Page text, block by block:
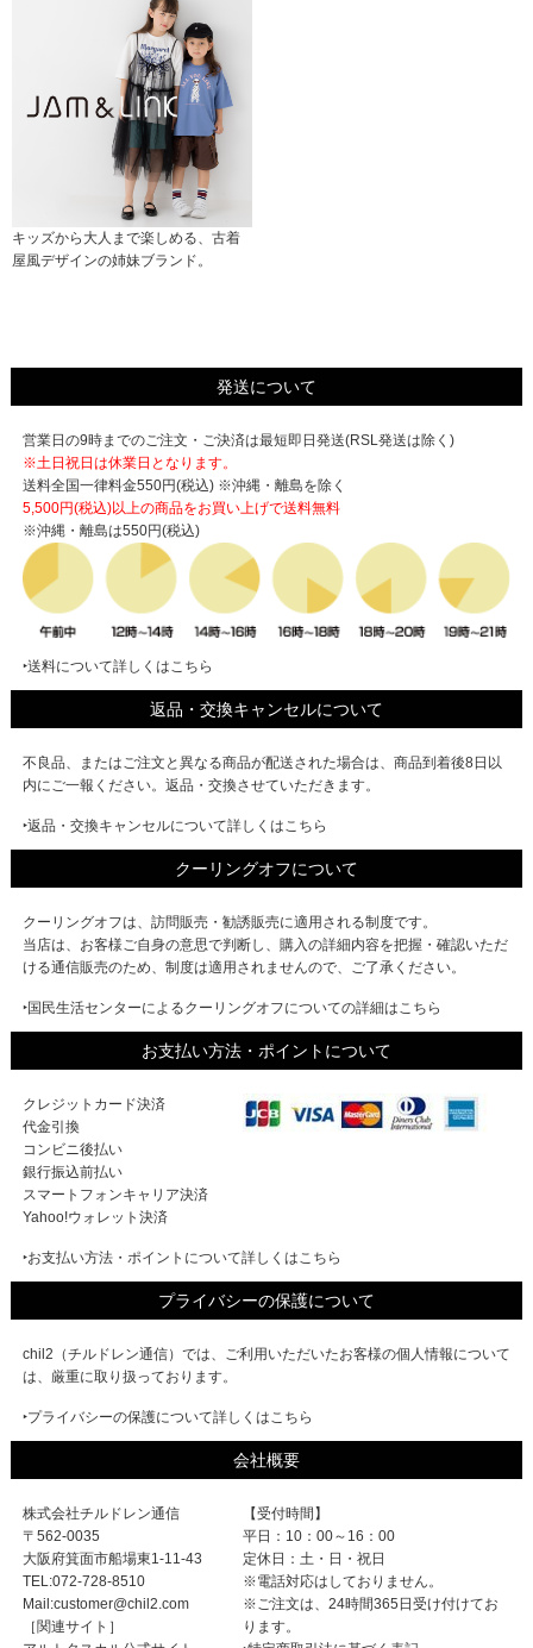
キッズから大人まで楽しめる、古着
屋風デザインの姉妹ブランド。
発送について
営業日の9時までのご注文・ご決済は最短即日発送(RSL発送は除く)
※土日祝日は休業日となります。
送料全国一律料金550円(税込) ※沖縄・離島を除く
5,500円(税込)以上の商品をお買い上げで送料無料
※沖縄・離島は550円(税込)
‣送料について詳しくはこちら
返品・交換キャンセルについて
不良品、またはご注文と異なる商品が配送された場合は、商品到着後8日以
内にご一報ください。返品・交換させていただきます。
‣返品・交換キャンセルについて詳しくはこちら
クーリングオフについて
クーリングオフは、訪問販売・勧誘販売に適用される制度です。
当店は、お客様ご自身の意思で判断し、購入の詳細内容を把握・確認いただ
ける通信販売のため、制度は適用されませんので、ご了承ください。
‣国民生活センターによるクーリングオフについての詳細はこちら
お支払い方法・ポイントについて
クレジットカード決済
代金引換
コンビニ後払い
銀行振込前払い
スマートフォンキャリア決済
Yahoo!ウォレット決済
‣お支払い方法・ポイントについて詳しくはこちら
プライバシーの保護について
chil2（チルドレン通信）では、ご利用いただいたお客様の個人情報について
は、厳重に取り扱っております。
‣プライバシーの保護について詳しくはこちら
会社概要
株式会社チルドレン通信
〒562-0035
大阪府箕面市船場東1-11-43
TEL:072-728-8510
Mail:customer@chil2.com
［関連サイト］
【受付時間】
平日：10：00～16：00
定休日：土・日・祝日
※電話対応はしておりません。
※ご注文は、24時間365日受け付けてお
ります。